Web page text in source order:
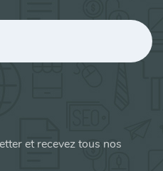
et recevez tous nos